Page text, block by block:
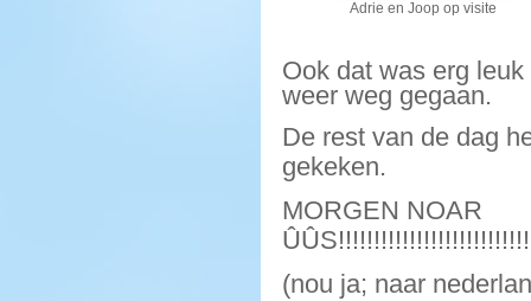
Adrie en Joop op visite
Ook dat was erg
weer weg gegaan.
De rest van de dag
gekeken.
MORGEN NOAR
(nou ja; naar